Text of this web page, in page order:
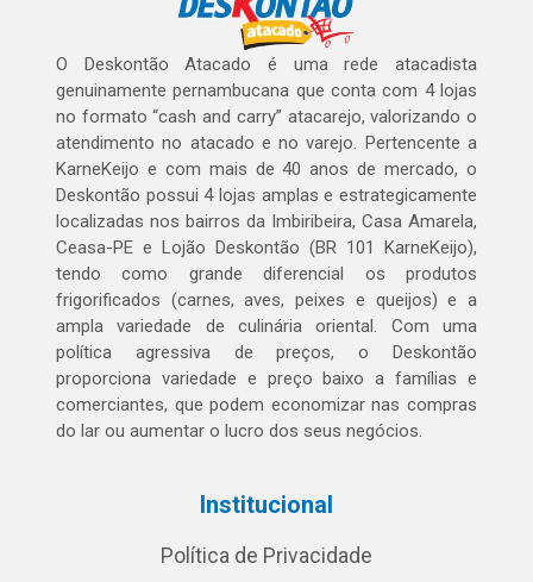
O Deskontão Atacado é uma rede atacadista
genuinamente pernambucana que conta com 4 lojas
no formato “cash and carry” atacarejo, valorizando o
atendimento no atacado e no varejo. Pertencente a
KarneKeijo e com mais de 40 anos de mercado, o
Deskontão possui 4 lojas amplas e estrategicamente
localizadas nos bairros da Imbiribeira, Casa Amarela,
Ceasa-PE e Lojão Deskontão (BR 101 KarneKeijo),
tendo como grande diferencial os produtos
frigorificados (carnes, aves, peixes e queijos) e a
ampla variedade de culinária oriental. Com uma
política agressiva de preços, o Deskontão
proporciona variedade e preço baixo a famílias e
comerciantes, que podem economizar nas compras
do lar ou aumentar o lucro dos seus negócios.
Institucional
Política de Privacidade